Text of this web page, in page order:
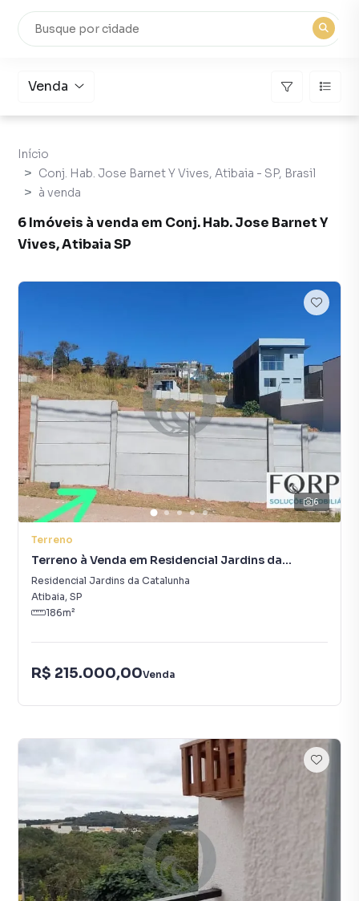
Venda
Início
Conj. Hab. Jose Barnet Y Vives, Atibaia - SP, Brasil
à venda
6 Imóveis à venda em Conj. Hab. Jose Barnet Y
Vives, Atibaia SP
6
Terreno
Terreno à Venda em Residencial Jardins da
Catalunha
Residencial Jardins da Catalunha
Atibaia, SP
186m²
R$ 215.000,00Venda